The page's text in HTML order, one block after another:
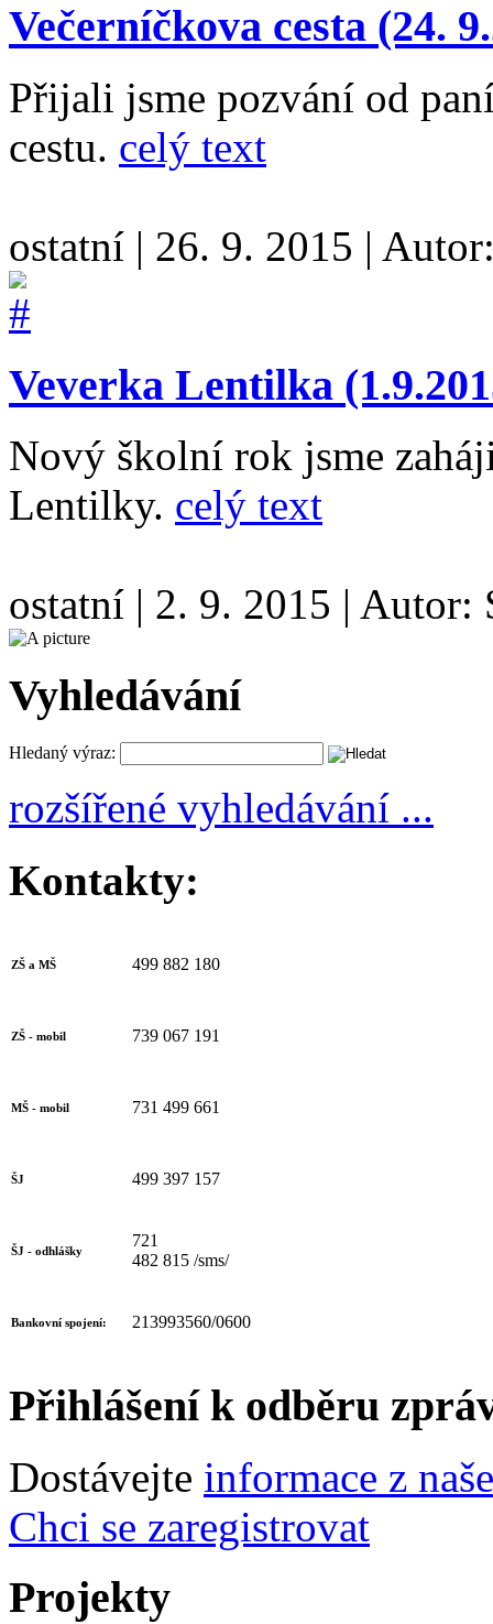
Večerníčkova cesta (24.
Přijali jsme pozvání od
cestu. celý text
ostatní | 26. 9. 2015 |
Veverka Lentilka
Nový školní rok jsme
Lentilky. celý text
ostatní | 2. 9. 2015 | Autor:
Vyhledávání
Hledaný výraz:
rozšířené vyhledávání ...
Kontakty:
ZŠ a MŠ 499 882 180
ZŠ - mobil 739 067 191
MŠ - mobil 731 499 661
ŠJ 499 397 157
ŠJ - odhlášky
721
482 815 /sms/
Bankovní spojení: 213993560/0600
Přihlášení k odběru
Dostávejte informace z
Chci se zaregistrovat
Projekty